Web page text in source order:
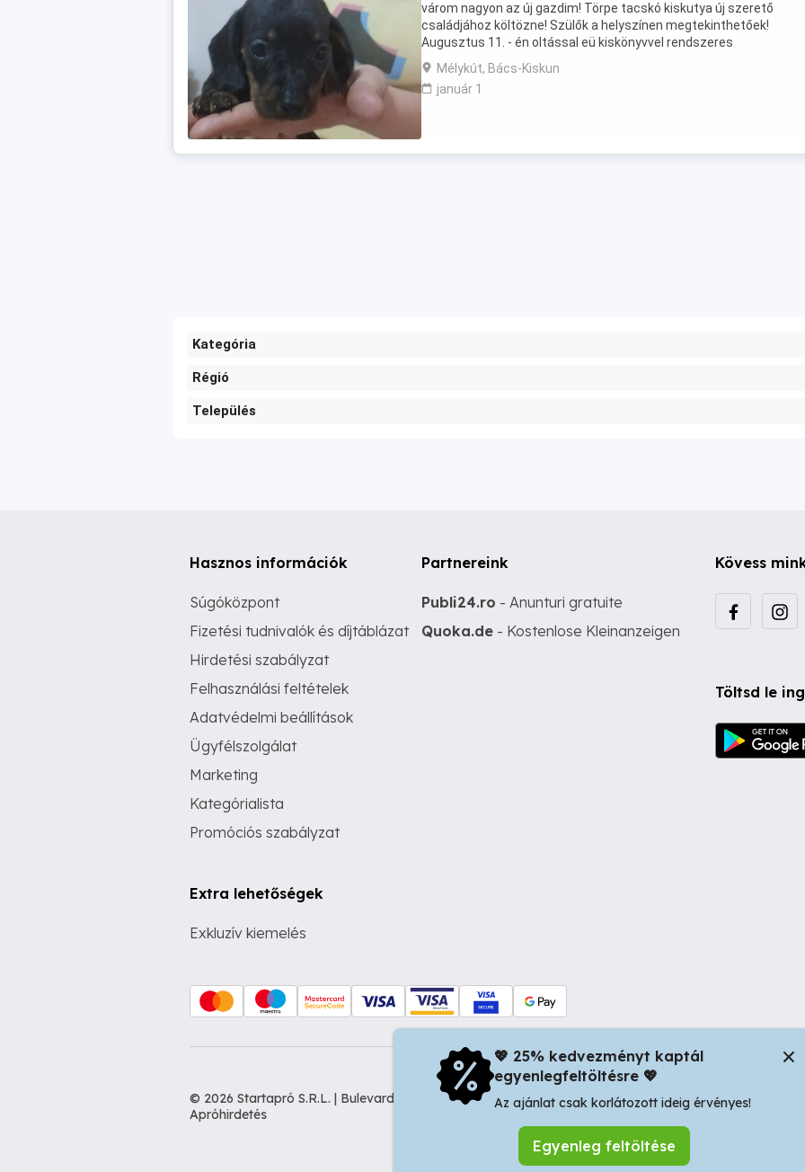
várom nagyon az új gazdim! Törpe tacskó kiskutya új szerető
családjához költözne! Szülők a helyszínen megtekinthetőek!
Augusztus 11. - én oltással eü kiskönyvvel rendszeres
féregtelenítéssel vihető! Hívj bátran a megadott ...
Mélykút, Bács-Kiskun
január 1
Kategória
Régió
Település
Keresés mentése
Hasznos információk
Súgóközpont
Fizetési tudnivalók és díjtáblázat
Hirdetési szabályzat
Felhasználási feltételek
Adatvédelmi beállítások
Ügyfélszolgálat
Marketing
Kategórialista
Promóciós szabályzat
Extra lehetőségek
Exkluzív kiemelés
Partnereink
Publi24.ro - Anunturi gratuite
Quoka.de - Kostenlose Kleinanzeigen
Kövess
Töltsd le
© 2026 Startapró S.R.L. | Bulevardul Dacia nr 34, Oradea 410346, Romania | Tax ID: RO44483373 -
Apróhirdetés
💖 25% kedvezményt kaptál
egyenlegfeltöltésre 💖
Az ajánlat csak korlátozott ideig érvényes!
Egyenleg feltöltése